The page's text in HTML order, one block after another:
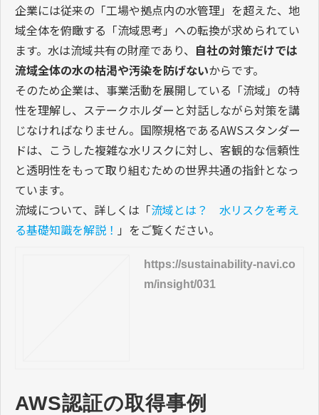
企業には従来の「工場や拠点内の水管理」を超えた、地
域全体を俯瞰する「流域思考」への転換が求められてい
ます。水は流域共有の財産であり、 自社の対策だけでは
流域全体の水の枯渇や汚染を防げないからです。
そのため企業は、事業活動を展開している「流域」の特
性を理解し、ステークホルダーと対話しながら対策を講
じなければなりません。国際規格であるAWSスタンダー
ドは、こうした複雑な水リスクに対し、客観的な信頼性
と透明性をもって取り組むための世界共通の指針となっ
ています。
流域について、詳しくは「流域とは？ 水リスクを考え
る基礎知識を解説！ 」をご覧ください。
https://sustainability-navi.co
m/insight/031
AWS認証の取得事例